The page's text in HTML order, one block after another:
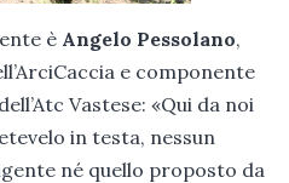
è Angelo Pessolano,
e componente
Vastese: «Qui da noi
in testa, nessun
né quello proposto da